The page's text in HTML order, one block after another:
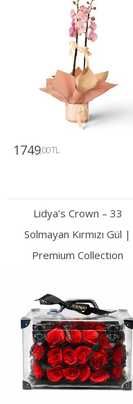
1749,00 TL
Lidya’s Crown – 33
Solmayan Kırmızı Gül |
Premium Collection